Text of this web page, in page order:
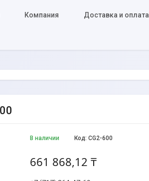
Компания Доставка и оплата
В наличии Код: CG2-600
661 868,12 ₸